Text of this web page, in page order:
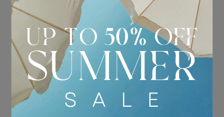
CHARLES JEFFREY
LOVERBOY｜NANA紅粉色
水桶包（附鬥牛犬吊飾）
NT$9,290 NT$18,580
THOM BROWNE｜河馬造
型皮革肩背包